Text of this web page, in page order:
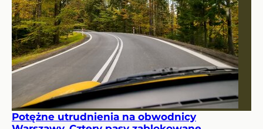
Potężne utrudnienia na obwodnicy